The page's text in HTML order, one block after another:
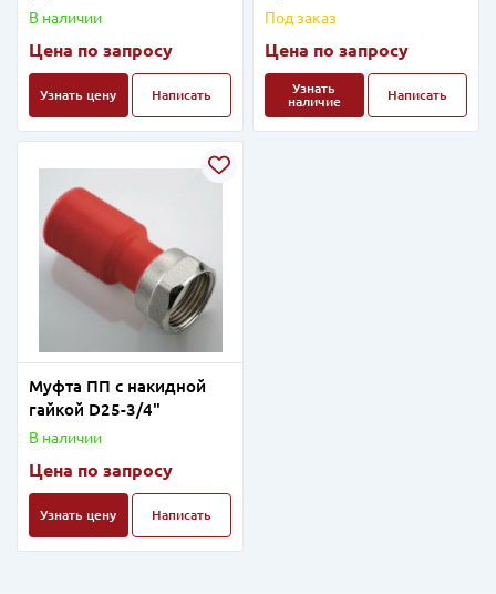
UОР
В наличии
Цена по запросу
Узнать цену Написать
вентиляции "Барьер-Э"
Под заказ
Цена по запросу
Узнать
наличие
Написать
Муфта ПП с накидной
гайкой D25-3/4"
В наличии
Цена по запросу
Узнать цену Написать